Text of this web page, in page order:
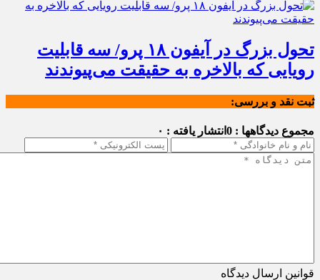
تحول بزرگ در آیفون ۱۸ پرو/ سه قابلیت
رویایی که بالاخره به حقیقت می‌پیوندند
ثبت نقد و بررسی:
مجموع دیدگاهها : 0 انتشار یافته : ۰
قوانین ارسال دیدگاه